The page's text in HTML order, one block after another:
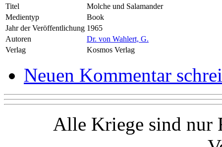
Titel
Molche und Salamander
Medientyp
Book
Jahr der Veröffentlichung 1965
Autoren
Dr. von Wahlert, G.
Verlag
Kosmos Verlag
Neuen Kommentar
Alle Kriege sind nur